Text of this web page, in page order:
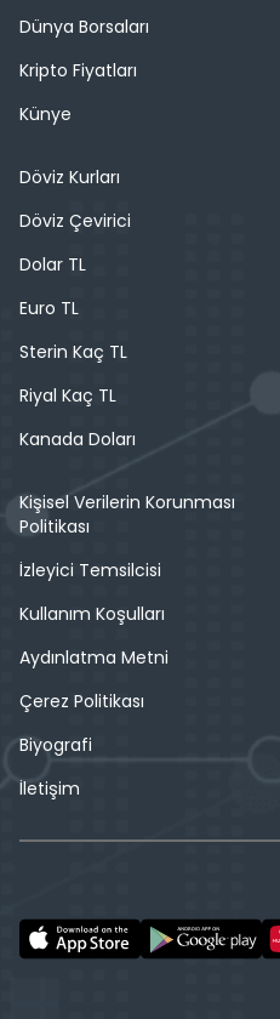
Dünya Borsaları
Kripto Fiyatları
Künye
Döviz Kurları
Döviz Çevirici
Dolar TL
Euro TL
Sterin Kaç TL
Riyal Kaç TL
Kanada Doları
Kişisel Verilerin Korunması
Politikası
İzleyici Temsilcisi
Kullanım Koşulları
Aydınlatma Metni
Çerez Politikası
Biyografi
İletişim